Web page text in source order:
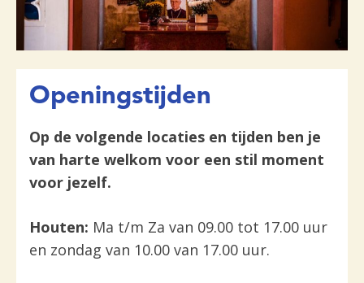
Openingstijden
Op de volgende locaties en tijden ben je
van harte welkom voor een stil moment
voor jezelf.
Houten: Ma t/m Za van 09.00 tot 17.00 uur
en zondag van 10.00 van 17.00 uur.